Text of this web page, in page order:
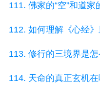
111. 佛家的“空”和道家
112. 如何理解《心经
113. 修行的三境界是怎
114. 天命的真正玄机在